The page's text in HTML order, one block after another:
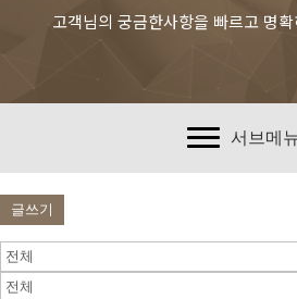
고객님의 궁금한사항을 빠르고 명
서브메
글쓰기